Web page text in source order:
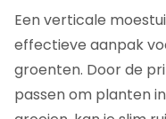
Een verticale
effectieve aanpak
groenten. Door de
passen om planten